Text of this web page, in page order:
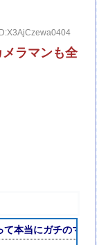
ラマンも全
て本当にガチのマジ